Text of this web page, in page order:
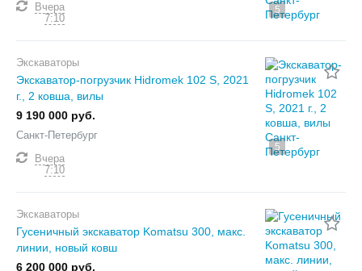
5
Вчера
7:10
5
Экскаваторы
Экскаватор-погрузчик Hidromek 102 S, 2021
г., 2 ковша, вилы
9 190 000 руб.
Санкт-Петербург
Вчера
7:10
Экскаваторы
Гусеничный экскаватор Komatsu 300, макс.
линии, новый ковш
6 200 000 руб.